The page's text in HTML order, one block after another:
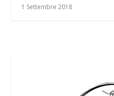
1 Settembre 2018